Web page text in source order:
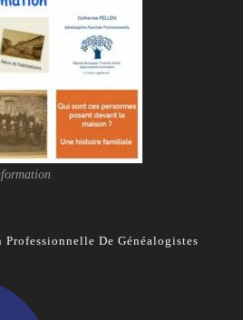
Professionnelle De Généalogistes